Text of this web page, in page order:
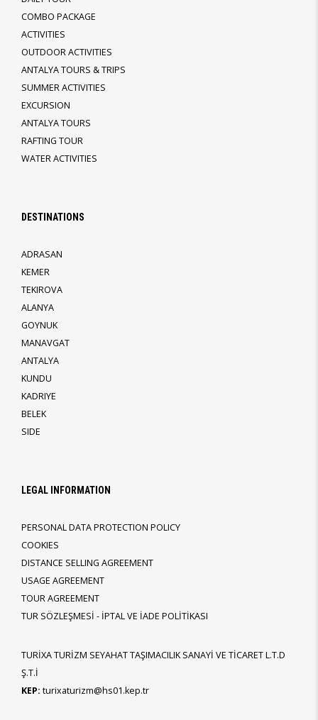
COMBO PACKAGE
ACTIVITIES
OUTDOOR ACTIVITIES
ANTALYA TOURS & TRIPS
SUMMER ACTIVITIES
EXCURSION
ANTALYA TOURS
RAFTING TOUR
WATER ACTIVITIES
DESTINATIONS
ADRASAN
KEMER
TEKIROVA
ALANYA
GOYNUK
MANAVGAT
ANTALYA
KUNDU
KADRIYE
BELEK
SIDE
LEGAL INFORMATION
PERSONAL DATA PROTECTION POLICY
COOKIES
DISTANCE SELLING AGREEMENT
USAGE AGREEMENT
TOUR AGREEMENT
TUR SÖZLEŞMESİ - İPTAL VE İADE POLİTİKASI
TURİXA TURİZM SEYAHAT TAŞIMACILIK SANAYİ VE TİCARET L.T.D
Ş.T.İ
KEP: turixaturizm@hs01.kep.tr